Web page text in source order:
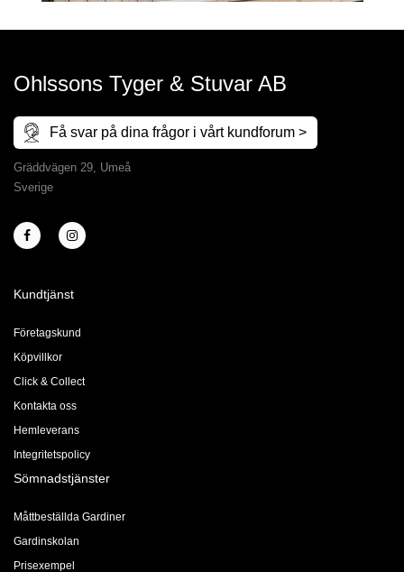
Ohlssons Tyger & Stuvar AB
Få svar på dina frågor i vårt kundforum >
Gräddvägen 29, Umeå
Sverige
Kundtjänst
Företagskund
Köpvillkor
Click & Collect
Kontakta oss
Hemleverans
Integritetspolicy
Sömnadstjänster
Måttbeställda Gardiner
Gardinskolan
Prisexempel